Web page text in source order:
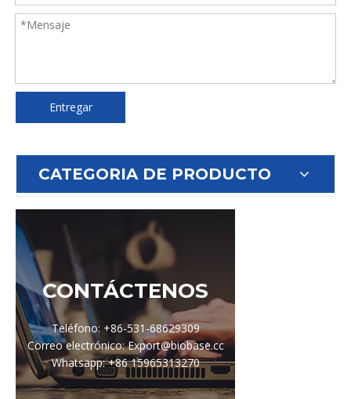
Entregar
CATEGORIA DE PRODUCTO
CONTÁCTENOS
Teléfono: +86-531-68629309
Correo electrónico: Export@biobase.cc
Whatsapp: +86 15965313270